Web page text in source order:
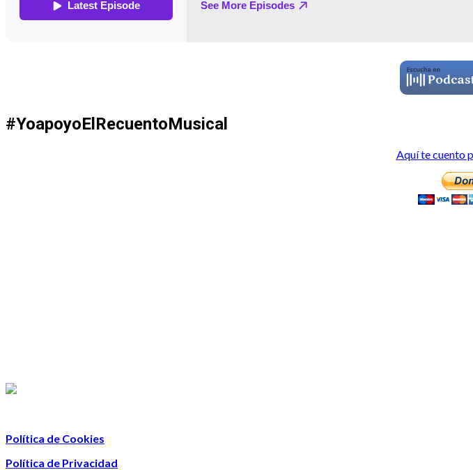
#YoapoyoElRecuentoMusical
Aquí te cuento
Política de Cookies
Política de Privacidad